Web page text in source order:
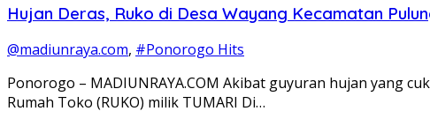
Hujan Deras, Ruko di Desa Wayang Kecamatan
@madiunraya.com, #Ponorogo Hits
Ponorogo – MADIUNRAYA.COM Akibat guyuran hujan yang
Rumah Toko (RUKO) milik TUMARI Di…